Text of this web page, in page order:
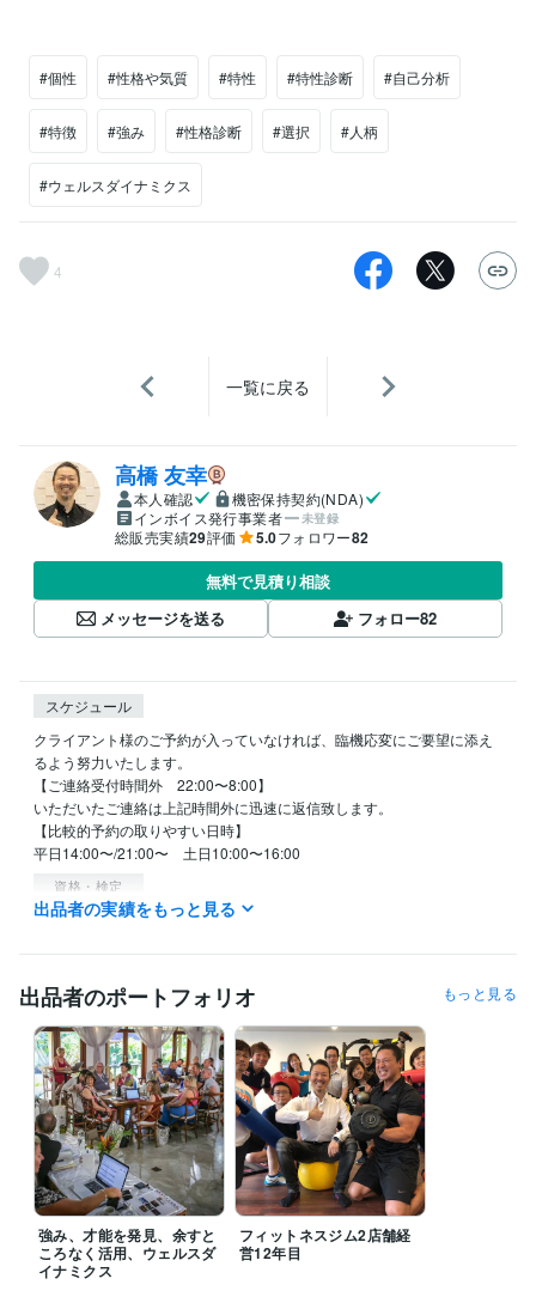
#個性 #性格や気質 #特性 #特性診断 #自己分析
#特徴 #強み #性格診断 #選択 #人柄
#ウェルスダイナミクス
4
一覧に戻る
高橋 友幸
本人確認
機密保持契約(NDA)
インボイス発行事業者
未登録
総販売実績29評価 5.0フォロワー82
無料で見積り相談
メッセージを送る
フォロー82
スケジュール
クライアント様のご予約が入っていなければ、臨機応変にご要望に添え
るよう努力いたします。
【ご連絡受付時間外　22:00〜8:00】
いただいたご連絡は上記時間外に迅速に返信致します。
【比較的予約の取りやすい日時】
平日14:00〜/21:00〜　土日10:00〜16:00
資格・検定
ウェルスダイナミクスプラクティショナー
ウェルスダイナミクスコンサルタント 取得年 : 2017年
ウェルスダイナミクストレーナー（資格発行者）
ウェルスダイナミクスアンバサダー（日本に6人） 取得年 : 2020年
得意分野
ビジネス代行・事務代行 独立起業 副業、複業 ビジネスの強み、才
能診断 独立から起業までの伴走
独立起業 副業 複業 自己分析 強み 才能 キャリア
仕事
働きがい
生きがい
学習指導・資格・キャリア相談 転職、適職 コーチ、カウンセラー起
業 ビジネスの強み、才能診断 キャリア、転職に関する壁打ち相手に
転職 適職 自己分析 強み 才能 キャリア 仕事 相談
生きがい
出品者の実績をもっと見る
出品者のポートフォリオ もっと見る
強み、才能を発見、余すと
ころなく活用、ウェルスダ
イナミクス
フィットネスジム2店舗経
営12年目